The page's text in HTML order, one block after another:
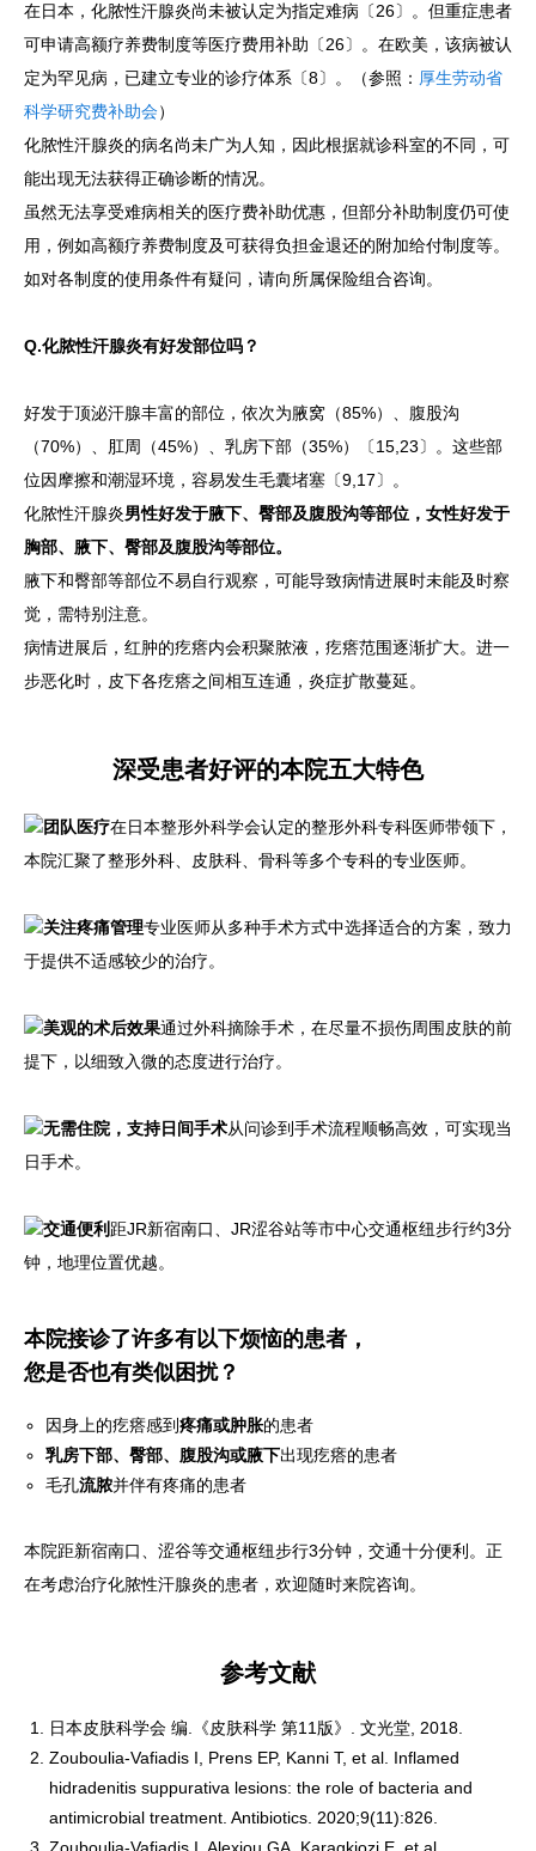
在日本，化脓性汗腺炎尚未被认定为指定难病〔26〕。但重症患者
可申请高额疗养费制度等医疗费用补助〔26〕。在欧美，该病被认
定为罕见病，已建立专业的诊疗体系〔8〕。（参照： 厚生劳动省
科学研究费补助会）
化脓性汗腺炎的病名尚未广为人知，因此根据就诊科室的不同，可
能出现无法获得正确诊断的情况。
虽然无法享受难病相关的医疗费补助优惠，但部分补助制度仍可使
用，例如高额疗养费制度及可获得负担金退还的附加给付制度等。
如对各制度的使用条件有疑问，请向所属保险组合咨询。
Q.化脓性汗腺炎有好发部位吗？
好发于顶泌汗腺丰富的部位，依次为腋窝（85%）、腹股沟
（70%）、肛周（45%）、乳房下部（35%）〔15,23〕。这些部
位因摩擦和潮湿环境，容易发生毛囊堵塞〔9,17〕。
化脓性汗腺炎男性好发于腋下、臀部及腹股沟等部位，女性好发于
胸部、腋下、臀部及腹股沟等部位。
腋下和臀部等部位不易自行观察，可能导致病情进展时未能及时察
觉，需特别注意。
病情进展后，红肿的疙瘩内会积聚脓液，疙瘩范围逐渐扩大。进一
步恶化时，皮下各疙瘩之间相互连通，炎症扩散蔓延。
深受患者好评的本院五大特色
团队医疗在日本整形外科学会认定的整形外科专科医师带领下，
本院汇聚了整形外科、皮肤科、骨科等多个专科的专业医师。
关注疼痛管理专业医师从多种手术方式中选择适合的方案，致力
于提供不适感较少的治疗。
美观的术后效果通过外科摘除手术，在尽量不损伤周围皮肤的前
提下，以细致入微的态度进行治疗。
无需住院，支持日间手术从问诊到手术流程顺畅高效，可实现当
日手术。
交通便利 距JR新宿南口、JR涩谷站等市中心交通枢纽步行约3分
钟，地理位置优越。
本院接诊了许多有以下烦恼的患者，
您是否也有类似困扰？
因身上的疙瘩感到疼痛或肿胀的患者
乳房下部、臀部、腹股沟或腋下出现疙瘩的患者
毛孔流脓并伴有疼痛的患者
本院距新宿南口、涩谷等交通枢纽步行3分钟，交通十分便利。正
在考虑治疗化脓性汗腺炎的患者，欢迎随时来院咨询。
参考文献
日本皮肤科学会 编.《皮肤科学 第11版》. 文光堂, 2018.
Zouboulia-Vafiadis I, Prens EP, Kanni T, et al. Inflamed
hidradenitis suppurativa lesions: the role of bacteria and
antimicrobial treatment. Antibiotics. 2020;9(11):826.